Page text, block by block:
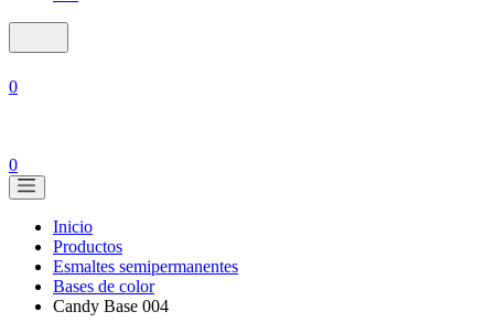
0
0
Inicio
Productos
Esmaltes semipermanentes
Bases de color
Candy Base 004